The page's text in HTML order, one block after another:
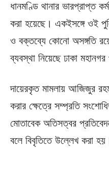
ধানমণ্ডি থানার ভারপ্রাপ্ত
করা হয়েছে। একইসঙ্গে ওই
ও বক্তব্যে কোনো অসঙ্গতি
ব্যবস্থা নিয়েছে ঢাকা
দায়েরকৃত মামলায় আজিজুর
করার ক্ষেত্রে সম্প্রতি
মোতাবেক অতিসত্বর
বলে বিবৃতিতে উল্লেখ করা